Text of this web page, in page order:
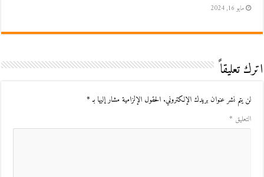
مايو 16, 2024
اترك تعليقاً
لن يتم نشر عنوان بريدك الإلكتروني. الحقول الإلزامية مشار إليها بـ*
التعليق *